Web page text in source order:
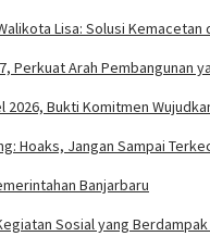
Lisa: Solusi
Perkuat Arah Pembangunan
2026, Bukti Komitmen
Hoaks, Jangan Sampai
Banjarbaru
Sosial yang